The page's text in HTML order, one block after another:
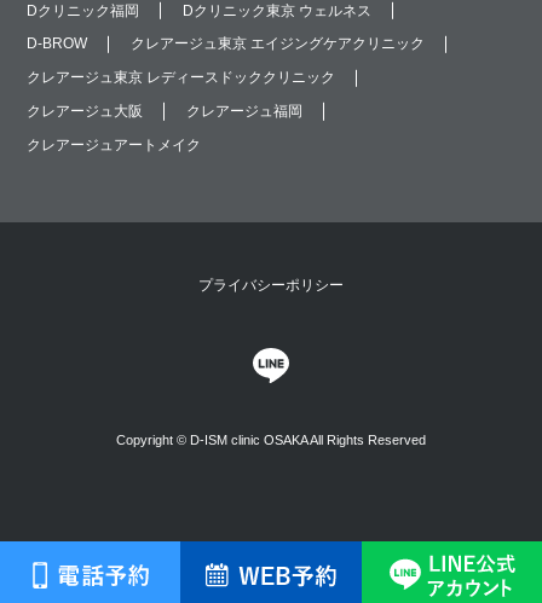
Dクリニック福岡
Dクリニック東京 ウェルネス
D-BROW
クレアージュ東京 エイジングケアクリニック
クレアージュ東京 レディースドッククリニック
クレアージュ大阪
クレアージュ福岡
クレアージュアートメイク
プライバシーポリシー
Copyright © D-ISM clinic OSAKA All Rights Reserved